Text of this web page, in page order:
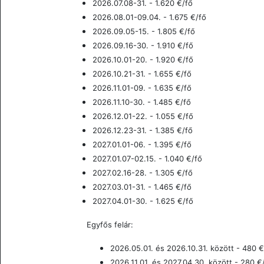
2026.07.08-31. - 1.620 €/fő
2026.08.01-09.04. - 1.675 €/fő
2026.09.05-15. - 1.805 €/fő
2026.09.16-30. - 1.910 €/fő
2026.10.01-20. - 1.920 €/fő
2026.10.21-31. - 1.655 €/fő
2026.11.01-09. - 1.635 €/fő
2026.11.10-30. - 1.485 €/fő
2026.12.01-22. - 1.055 €/fő
2026.12.23-31. - 1.385 €/fő
2027.01.01-06. - 1.395 €/fő
2027.01.07-02.15. - 1.040 €/fő
2027.02.16-28. - 1.305 €/fő
2027.03.01-31. - 1.465 €/fő
2027.04.01-30. - 1.625 €/fő
Egyfős felár:
2026.05.01. és 2026.10.31. között - 480